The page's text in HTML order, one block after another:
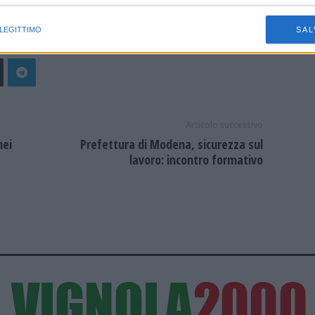
speciali
Prefettura di Modena, sicurezza sul
lavoro: incontro formativo